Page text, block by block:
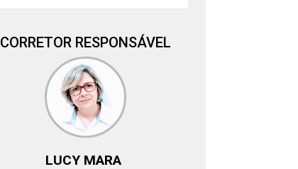
CORRETOR RESPONSÁVEL
LUCY MARA